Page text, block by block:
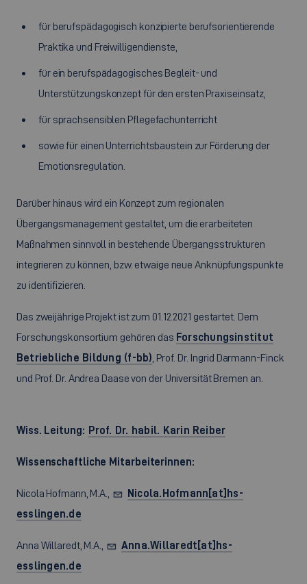
für berufspädagogisch konzipierte berufsorientierende
Praktika und Freiwilligendienste,
für ein berufspädagogisches Begleit- und
Unterstützungskonzept für den ersten Praxiseinsatz,
für sprachsensiblen Pflegefachunterricht
sowie für einen Unterrichtsbaustein zur Förderung der
Emotionsregulation.
Darüber hinaus wird ein Konzept zum regionalen
Übergangsmanagement gestaltet, um die erarbeiteten
Maßnahmen sinnvoll in bestehende Übergangsstrukturen
integrieren zu können, bzw. etwaige neue Anknüpfungspunkte
zu identifizieren.
Das zweijährige Projekt ist zum 01.12.2021 gestartet. Dem
Forschungskonsortium gehören das Forschungsinstitut
Betriebliche Bildung (f-bb) , Prof. Dr. Ingrid Darmann-Finck
und Prof. Dr. Andrea Daase von der Universität Bremen an.
Wiss. Leitung: Prof. Dr. habil. Karin Reiber
Wissenschaftliche Mitarbeiterinnen:
Nicola Hofmann, M.A.,
Nicola.Hofmann[at]hs-
esslingen.de
Anna Willaredt, M.A.,
Anna.Willaredt[at]hs-
esslingen.de